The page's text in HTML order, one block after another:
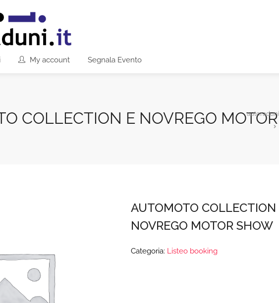
My account Segnala Evento
COLLECTION E NOVREGO
AUTOMOTO COLLECTION
NOVREGO MOTOR SHOW
Categoria: Listeo booking